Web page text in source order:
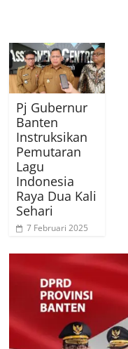
Pj Gubernur
Banten
Instruksikan
Pemutaran
Lagu
Indonesia
Raya Dua Kali
Sehari
7 Februari 2025